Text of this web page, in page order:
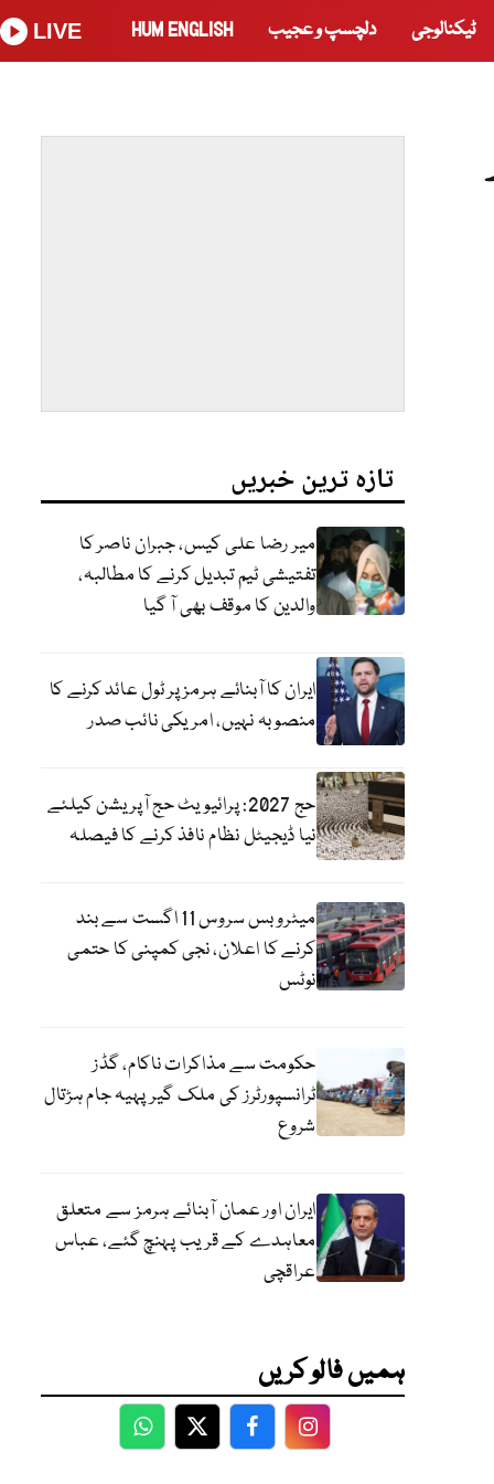
ٹیکنالوجی دلچسپ و عجیب HUM ENGLISH
LIVE
تازہ ترین خبریں
میر رضا علی کیس، جبران ناصر کا
تفتیشی ٹیم تبدیل کرنے کا مطالبہ،
والدین کا موقف بھی آ گیا
ایران کا آبنائے ہرمز پر ٹول عائد کرنے کا
منصوبہ نہیں، امریکی نائب صدر
حج 2027: پرائیویٹ حج آپریشن کیلئے
نیا ڈیجیٹل نظام نافذ کرنے کا فیصلہ
میٹرو بس سروس 11 اگست سے بند
کرنے کا اعلان، نجی کمپنی کا حتمی
نوٹس
حکومت سے مذاکرات ناکام، گڈز
ٹرانسپورٹرز کی ملک گیر پہیہ جام ہڑتال
شروع
ایران اور عمان آبنائے ہرمز سے متعلق
معاہدے کے قریب پہنچ گئے، عباس
عراقچی
ہمیں فالو کریں
WhatsApp
TwitterFacebookFacebook